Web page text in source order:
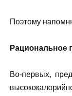
Поэтому
Рациональное
Во-первых,